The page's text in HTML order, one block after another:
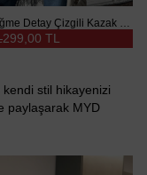
Omzu Düğme Detay Çizgili Kazak - Beyaz
299,00 TL
stil hikayenizi
paylaşarak MYD